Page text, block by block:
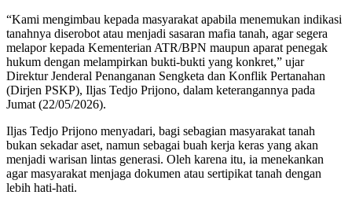
“Kami mengimbau kepada masyarakat apabila menemukan indikasi
tanahnya diserobot atau menjadi sasaran mafia tanah, agar segera
melapor kepada Kementerian ATR/BPN maupun aparat penegak
hukum dengan melampirkan bukti-bukti yang konkret,” ujar
Direktur Jenderal Penanganan Sengketa dan Konflik Pertanahan
(Dirjen PSKP), Iljas Tedjo Prijono, dalam keterangannya pada
Jumat (22/05/2026).
Iljas Tedjo Prijono menyadari, bagi sebagian masyarakat tanah
bukan sekadar aset, namun sebagai buah kerja keras yang akan
menjadi warisan lintas generasi. Oleh karena itu, ia menekankan
agar masyarakat menjaga dokumen atau sertipikat tanah dengan
lebih hati-hati.